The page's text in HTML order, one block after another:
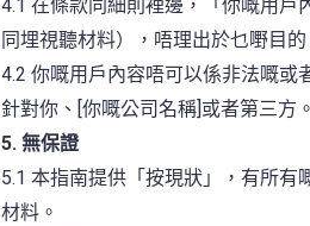
4.1 在條款同細則裡邊，「你嘅用
同埋視聽材料），唔理出於乜嘢目的
4.2 你嘅用戶內容唔可以係非法嘅或
針對你、[你嘅公司名稱]或者第三方。
5. 無保證
5.1 本指南提供「按現狀」，有所
材料。